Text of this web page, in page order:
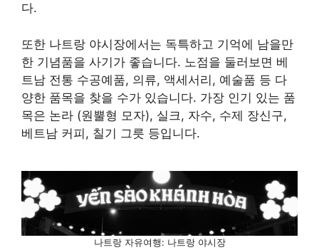
다.
또한 나트랑 야시장에서는 독특하고 기억에 남을만
한 기념품을 사기가 좋습니다. 노점을 둘러보면 베
트남 전통 수공예품, 의류, 액세서리, 예술품 등 다
양한 품목을 찾을 수가 있습니다. 가장 인기 있는 품
목은 논라 (원뿔형 모자), 실크, 자수, 수제 장신구,
베트남 커피, 칠기 그릇 등입니다.
나트랑 자유여행: 나트랑 야시장